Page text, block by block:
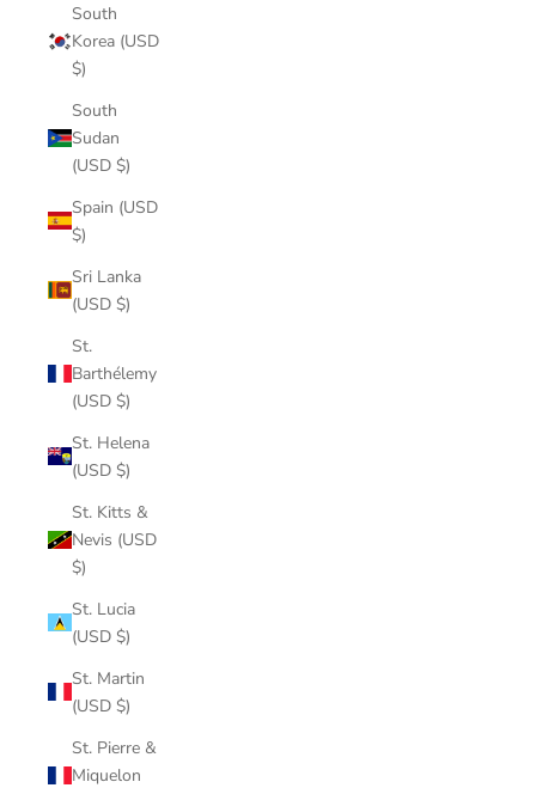
South
Korea (USD
$)
South
Sudan
(USD $)
Spain (USD
$)
Sri Lanka
(USD $)
St.
Barthélemy
(USD $)
St. Helena
(USD $)
St. Kitts &
Nevis (USD
$)
St. Lucia
(USD $)
St. Martin
(USD $)
St. Pierre &
Miquelon